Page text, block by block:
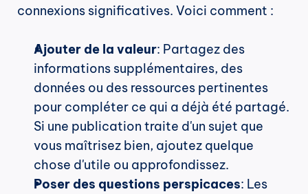
connexions significatives. Voici comment :
Ajouter de la valeur: Partagez des
informations supplémentaires, des
données ou des ressources pertinentes
pour compléter ce qui a déjà été partagé.
Si une publication traite d'un sujet que
vous maîtrisez bien, ajoutez quelque
chose d'utile ou approfondissez.
Poser des questions perspicaces: Les